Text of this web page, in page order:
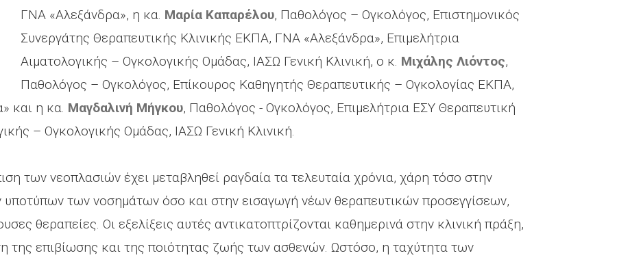
ΓΝΑ «Αλεξάνδρα», η κα. Μαρία Καπαρέλου, Παθολόγος – Ογκολόγος, Επιστημονικός
Συνεργάτης Θεραπευτικής Κλινικής ΕΚΠΑ, ΓΝΑ «Αλεξάνδρα», Επιμελήτρια
Αιματολογικής – Ογκολογικής Ομάδας, ΙΑΣΩ Γενική Κλινική, ο κ. Μιχάλης Λιόντος,
Παθολόγος – Ογκολόγος, Επίκουρος Καθηγητής Θεραπευτικής – Ογκολογίας ΕΚΠΑ,
και η κα. Μαγδαλινή Μήγκου, Παθολόγος - Ογκολόγος, Επιμελήτρια ΕΣΥ Θεραπευτική
– Ογκολογικής Ομάδας, ΙΑΣΩ Γενική Κλινική.
των νεοπλασιών έχει μεταβληθεί ραγδαία τα τελευταία χρόνια, χάρη τόσο στην
των νοσημάτων όσο και στην εισαγωγή νέων θεραπευτικών προσεγγίσεων,
θεραπείες. Οι εξελίξεις αυτές αντικατοπτρίζονται καθημερινά στην κλινική πράξη,
της επιβίωσης και της ποιότητας ζωής των ασθενών. Ωστόσο, η ταχύτητα των